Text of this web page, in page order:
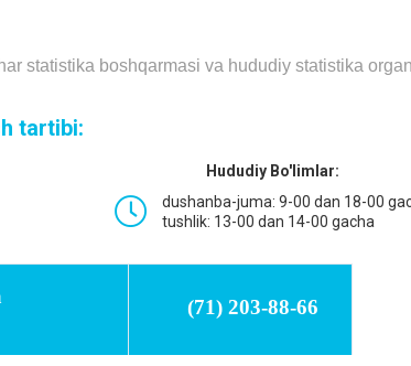
stаtistikа boshqarmasi vа hududiy stаtistikа
tartibi:
Hududiy Bo'limlar:
dushanba-juma: 9-00 dan 18-00
tushlik: 13-00 dan 14-00 gacha
(71) 203-88-66